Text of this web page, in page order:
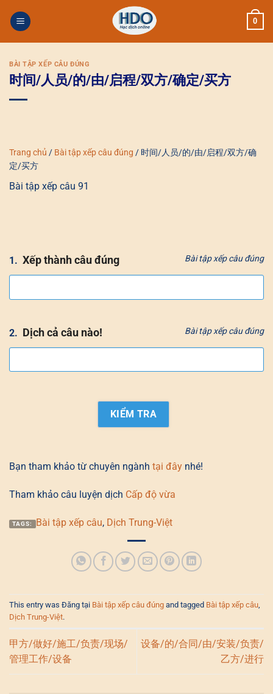
0
BÀI TẬP XẾP CÂU ĐÚNG
时间/人员/的/由/启程/双方/确定/买方
Trang chủ / Bài tập xếp câu đúng / 时间/人员/的/由/启程/双方/确
定/买方
Bài tập xếp câu 91
1. Bài tập xếp câu đúng
Xếp thành câu đúng
2. Bài tập xếp câu đúng
Dịch cả câu nào!
Bạn tham khảo từ chuyên ngành tại đây nhé!
Tham khảo câu luyện dịch Cấp độ vừa
TAGS: Bài tập xếp câu, Dịch Trung-Việt
This entry was Đăng tại Bài tập xếp câu đúng and tagged Bài tập xếp câu
Dịch Trung-Việt.
甲方/做好/施工/负责/现场/
管理工作/设备
设备/的/合同/由/安装/负责/
乙方/进行